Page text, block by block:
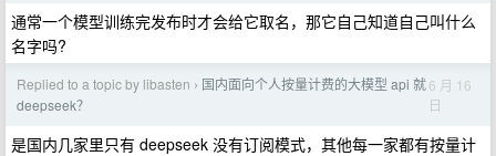
通常一个模型训练完发布时才会给它取名，那它自己知道自己叫什么
名字吗?
Replied to a topic by libasten › 国内面向个人按量计费的大模型 api 就
deepseek？
6 月 16
日
是国内几家里只有 deepseek 没有订阅模式，其他每一家都有按量计